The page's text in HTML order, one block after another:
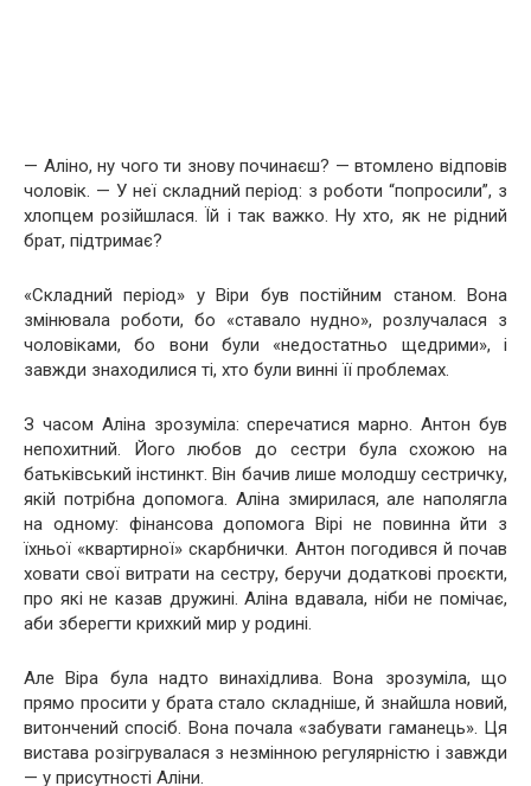
— Аліно, ну чого ти знову починаєш? — втомлено відповів
чоловік. — У неї складний період: з роботи “попросили”, з
хлопцем розійшлася. Їй і так важко. Ну хто, як не рідний
брат, підтримає?
«Складний період» у Віри був постійним станом. Вона
змінювала роботи, бо «ставало нудно», розлучалася з
чоловіками, бо вони були «недостатньо щедрими», і
завжди знаходилися ті, хто були винні її проблемах.
З часом Аліна зрозуміла: сперечатися марно. Антон був
непохитний. Його любов до сестри була схожою на
батьківський інстинкт. Він бачив лише молодшу сестричку,
якій потрібна допомога. Аліна змирилася, але наполягла
на одному: фінансова допомога Вірі не повинна йти з
їхньої «квартирної» скарбнички. Антон погодився й почав
ховати свої витрати на сестру, беручи додаткові проєкти,
про які не казав дружині. Аліна вдавала, ніби не помічає,
аби зберегти крихкий мир у родині.
Але Віра була надто винахідлива. Вона зрозуміла, що
прямо просити у брата стало складніше, й знайшла новий,
витончений спосіб. Вона почала «забувати гаманець». Ця
вистава розігрувалася з незмінною регулярністю і завжди
— у присутності Аліни.